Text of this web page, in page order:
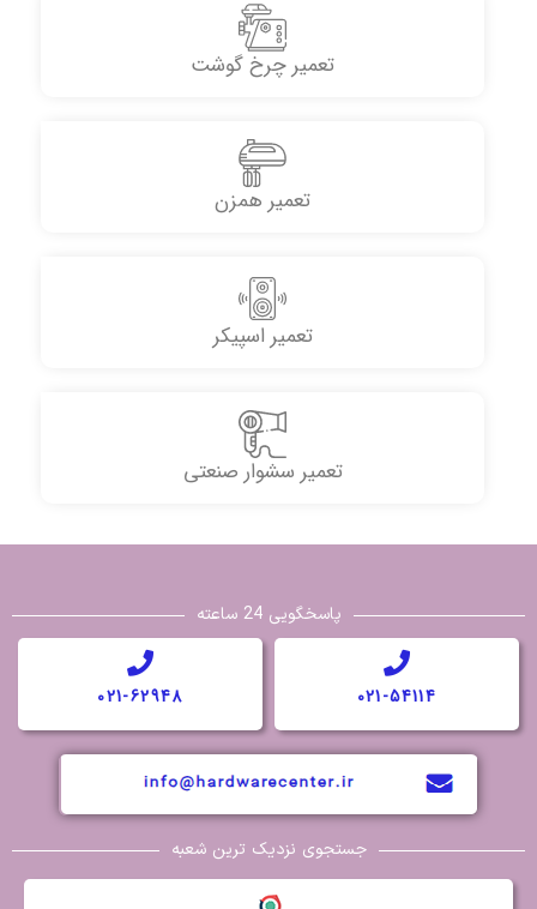
تعمیر چرخ گوشت
تعمیر همزن
تعمیر اسپیکر
تعمیر سشوار صنعتی
پاسخگویی 24 ساعته
021-54114
021-62948
جستجوی نزدیک ترین شعبه